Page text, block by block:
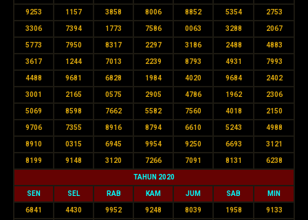
9253 1157 3858 8006 8852 5354 2753
3306 7394 1773 7586 0063 3288 2067
5773 7950 8317 2297 3186 2488 4883
3617 1244 7013 2239 8793 4931 7993
4488 9681 6828 1984 4020 9684 2402
3001 2165 0575 2905 4786 1962 2306
5069 8598 7662 5582 7560 4018 2150
9706 7355 8916 8794 6610 5243 4988
8910 0315 6945 9954 9250 6693 3121
8199 9148 3120 7266 7091 8131 6238
TAHUN 2020
SEN SEL RAB KAM JUM SAB MIN
6841 4430 9952 9248 8039 1958 9133